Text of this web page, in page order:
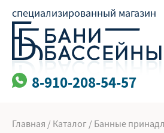
специализированный магазин
8-910-208-54-57
Главная / Каталог / Банные